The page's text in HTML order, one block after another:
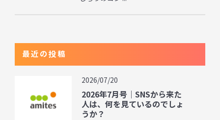
最近の投稿
2026/07/20
2026年7月号｜SNSから来た
人は、何を見ているのでしょ
うか？